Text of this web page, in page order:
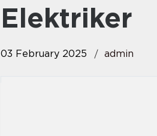
Elektriker
03 February 2025 admin